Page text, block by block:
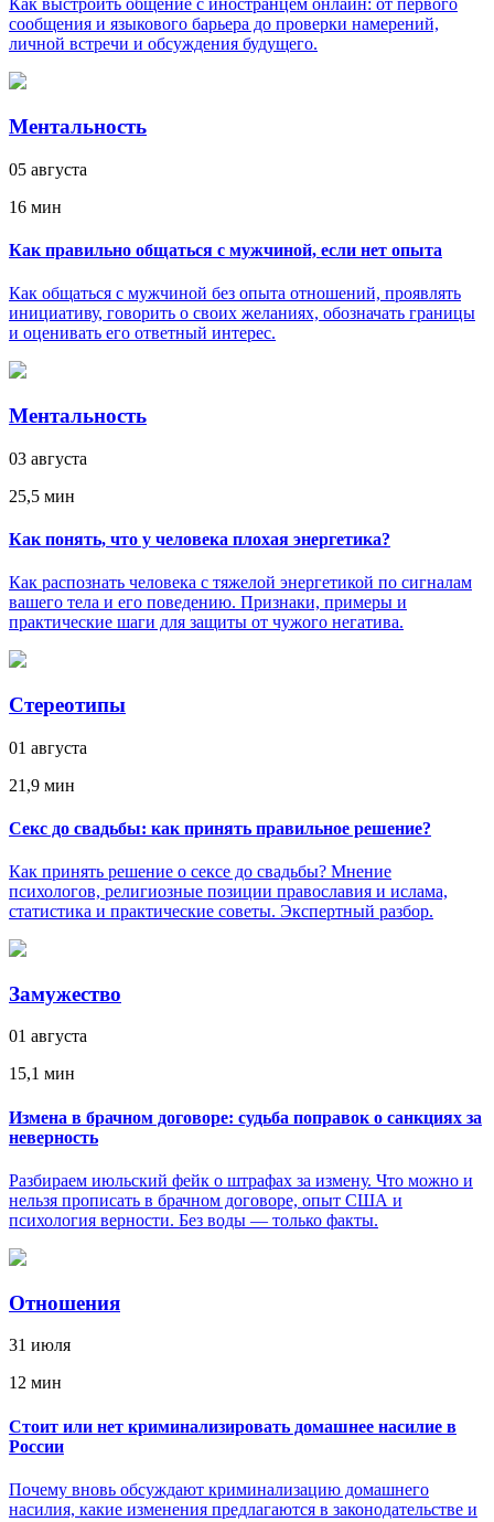
Как выстроить общение с иностранцем онлайн: от первого
сообщения и языкового барьера до проверки намерений,
личной встречи и обсуждения будущего.
Ментальность
05 августа
16 мин
Как правильно общаться с мужчиной, если нет опыта
Как общаться с мужчиной без опыта отношений, проявлять
инициативу, говорить о своих желаниях, обозначать границы
и оценивать его ответный интерес.
Ментальность
03 августа
25,5 мин
Как понять, что у человека плохая энергетика?
Как распознать человека с тяжелой энергетикой по сигналам
вашего тела и его поведению. Признаки, примеры и
практические шаги для защиты от чужого негатива.
Стереотипы
01 августа
21,9 мин
Секс до свадьбы: как принять правильное решение?
Как принять решение о сексе до свадьбы? Мнение
психологов, религиозные позиции православия и ислама,
статистика и практические советы. Экспертный разбор.
Замужество
01 августа
15,1 мин
Измена в брачном договоре: судьба поправок о санкциях за
неверность
Разбираем июльский фейк о штрафах за измену. Что можно и
нельзя прописать в брачном договоре, опыт США и
психология верности. Без воды — только факты.
Отношения
31 июля
12 мин
Стоит или нет криминализировать домашнее насилие в
России
Почему вновь обсуждают криминализацию домашнего
насилия, какие изменения предлагаются в законодательстве и